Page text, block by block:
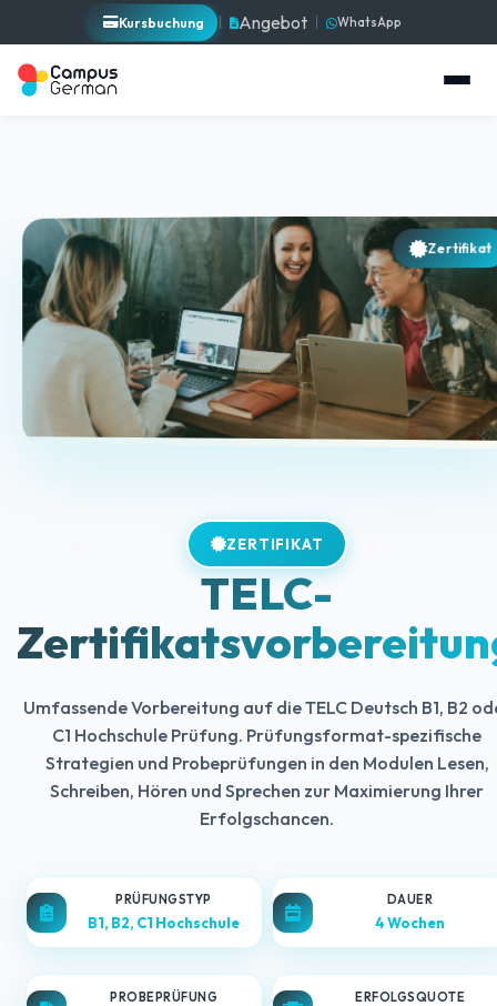
Kursbuchung Angebot WhatsApp
Zertifikat
ZERTIFIKAT
TELC-
Umfassende Vorbereitung auf die TELC Deutsch B1, B2
C1 Hochschule Prüfung. Prüfungsformat-spezifische
Strategien und Probeprüfungen in den Modulen Lesen,
Schreiben, Hören und Sprechen zur Maximierung Ihrer
Erfolgschancen.
PRÜFUNGSTYP
B1, B2, C1 Hochschule
DAUER
4 Wochen
PROBEPRÜFUNG ERFOLGSQUOTE